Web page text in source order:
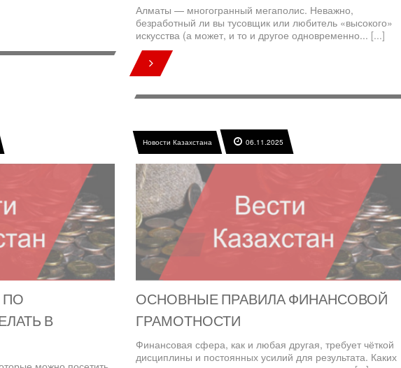
Алматы — многогранный мегаполис. Неважно,
безработный ли вы тусовщик или любитель «высокого»
искусства (а может, и то и другое одновременно... [...]
ПО
В
Новости Казахстана 06.11.2025
ОСНОВНЫЕ ПРАВИЛА ФИНАНСОВОЙ
ГРАМОТНОСТИ
Финансовая сфера, как и любая другая, требует чёткой
дисциплины и постоянных усилий для результата. Каких